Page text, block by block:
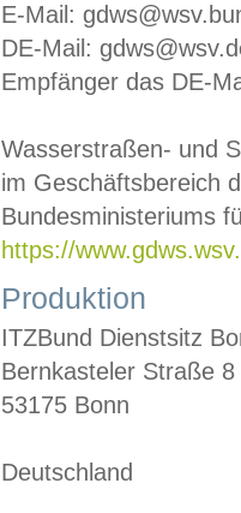
E-Mail:
DE-Mail:
Empfänger das DE-
Wasserstraßen- und
im Geschäftsbereich
Bundesministeriums
https://
Produktion
ITZBund Dienstsitz
Bernkasteler Straße 8
53175 Bonn
Deutschland